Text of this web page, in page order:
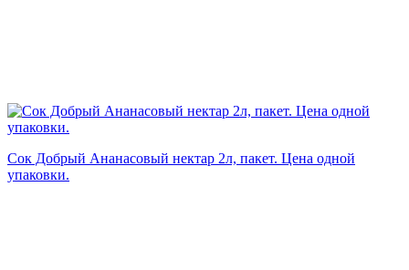
Сок Добрый Ананасовый нектар 2л, пакет. Цена одной
упаковки.